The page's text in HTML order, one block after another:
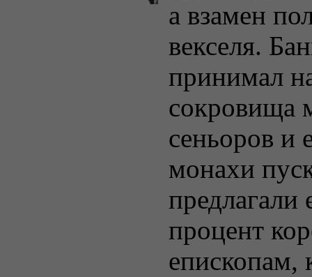
а взамен
векселя.
принимал
сокровища
сеньоров и
монахи
процент
епископам,